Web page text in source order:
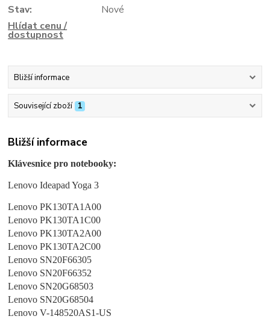
Stav:
Nové
Hlídat cenu /
dostupnost
Bližší informace
Související zboží 1
Bližší informace
Klávesnice pro notebooky:
Lenovo Ideapad Yoga 3
Lenovo PK130TA1A00
Lenovo PK130TA1C00
Lenovo PK130TA2A00
Lenovo PK130TA2C00
Lenovo SN20F66305
Lenovo SN20F66352
Lenovo SN20G68503
Lenovo SN20G68504
Lenovo V-148520AS1-US